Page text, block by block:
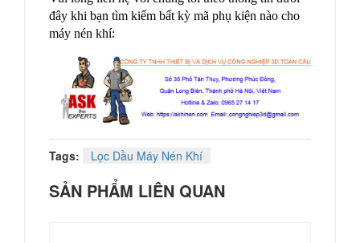
đây khi bạn tìm kiếm bất kỳ mã phụ kiện nào cho
máy nén khí:
Tags: Lọc Dầu Máy Nén Khí
SẢN PHẨM LIÊN QUAN